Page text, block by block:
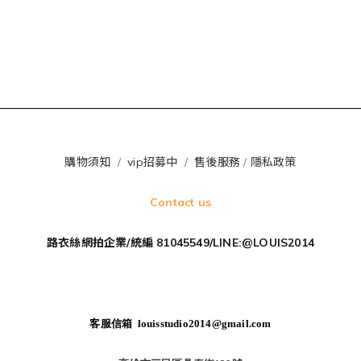
購物須知 /vip招募中 /售後服務 / 隱私政策
Contact us
路衣絲網拍企業/統編 81045549/LINE:@LOUIS2014
客服信箱 louisstudio2014@gmail.com